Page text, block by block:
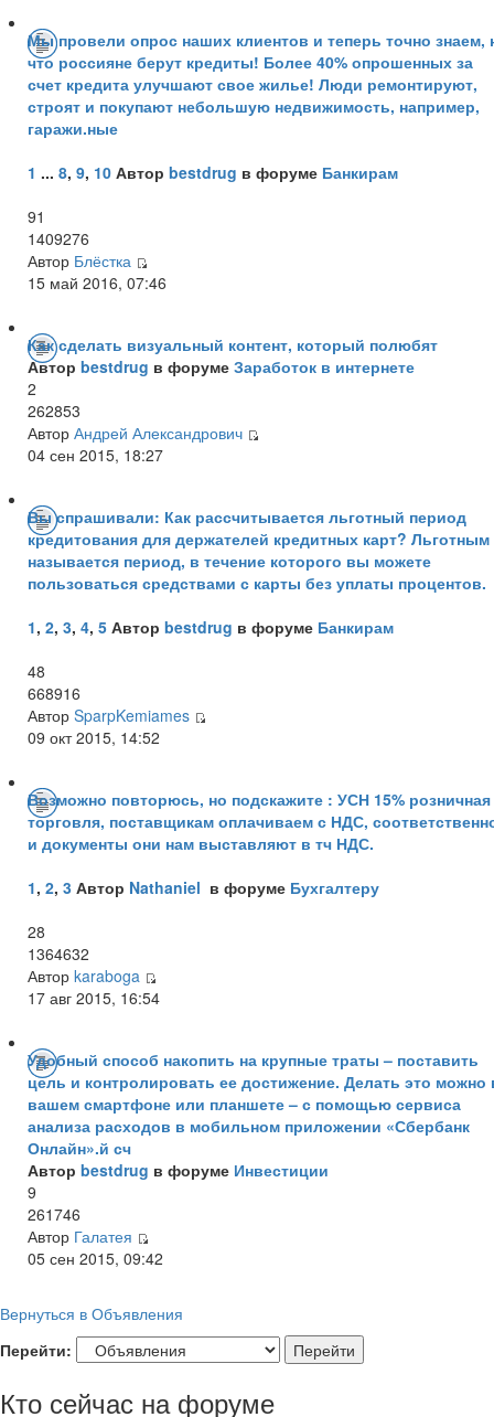
Мы провели опрос наших клиентов и теперь точно знаем,
что россияне берут кредиты! Более 40% опрошенных за
счет кредита улучшают свое жилье! Люди ремонтируют,
строят и покупают небольшую недвижимость, например,
гаражи.ные
1 ... 8, 9, 10 Автор bestdrug в форуме Банкирам
91
1409276
Автор Блёстка
15 май 2016, 07:46
Как сделать визуальный контент, который полюбят
Автор bestdrug в форуме Заработок в интернете
2
262853
Автор Андрей Александрович
04 сен 2015, 18:27
Вы спрашивали: Как рассчитывается льготный период
кредитования для держателей кредитных карт? Льготным
называется период, в течение которого вы можете
пользоваться средствами с карты без уплаты процентов.
1, 2, 3, 4, 5 Автор bestdrug в форуме Банкирам
48
668916
Автор SparpKemiames
09 окт 2015, 14:52
Возможно повторюсь, но подскажите : УСН 15% розничная
торговля, поставщикам оплачиваем с НДС,
и документы они нам выставляют в тч НДС.
1, 2, 3 Автор Nathaniel в форуме Бухгалтеру
28
1364632
Автор karaboga
17 авг 2015, 16:54
Удобный способ накопить на крупные траты – поставить
цель и контролировать ее достижение. Делать это можно
вашем смартфоне или планшете – с помощью сервиса
анализа расходов в мобильном приложении «Сбербанк
Онлайн».й сч
Автор bestdrug в форуме Инвестиции
9
261746
Автор Галатея
05 сен 2015, 09:42
Вернуться в Объявления
Перейти:
Кто сейчас на форуме